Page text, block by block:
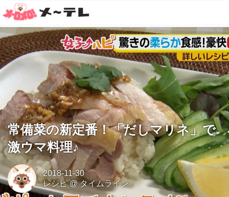
常備菜の新定番！「だしマリネ」で
激ウマ料理♪
2018-11-30
レシピ@タイムライン